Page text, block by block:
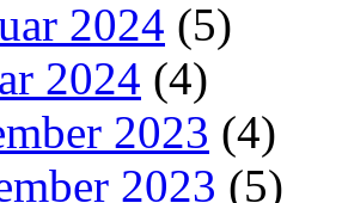
2024 (5)
2024 (4)
2023 (4)
2023 (5)